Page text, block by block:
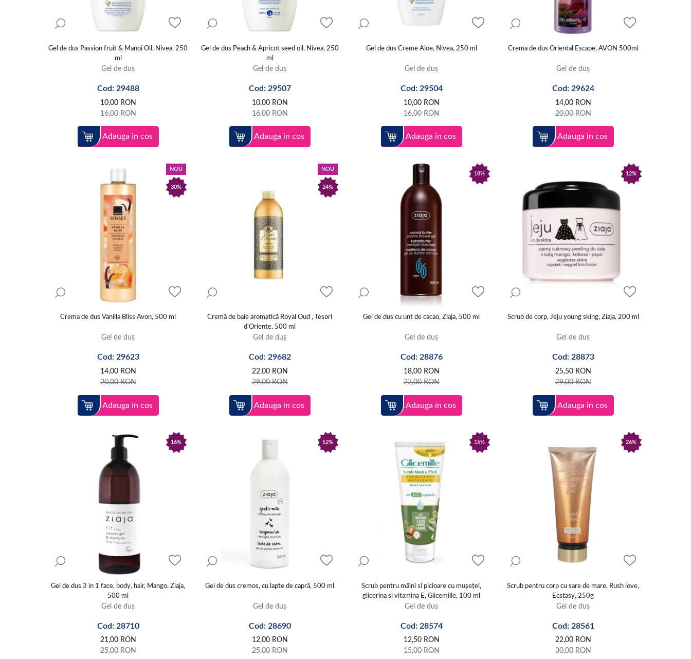
Gel de dus Passion fruit & Manoi Oil, Nivea, 250
ml
Gel de duș
Cod: 29488
10,00 RON
16,00RON
Adauga in cos
Gel de dus Peach & Apricot seed oil, Nivea, 250
ml
Gel de duș
Cod: 29507
10,00 RON
16,00RON
Adauga in cos
Gel de dus Creme Aloe, Nivea, 250 ml
Gel de duș
Cod: 29504
10,00 RON
16,00RON
Adauga in cos
Crema de dus Oriental Escape, AVON 500ml
Gel de duș
Cod: 29624
14,00 RON
20,00RON
Adauga in cos
NOU
30%
Crema de dus Vanilla Bliss Avon, 500 ml
Gel de duș
Cod: 29623
14,00 RON
20,00RON
Adauga in cos
NOU
24%
Cremă de baie aromatică Royal Oud , Tesori
d'Oriente, 500 ml
Gel de duș
Cod: 29682
22,00 RON
29,00RON
Adauga in cos
18%
Gel de dus cu unt de cacao, Ziaja, 500 ml
Gel de duș
Cod: 28876
18,00 RON
22,00RON
Adauga in cos
12%
Scrub de corp, Jeju young sking, Ziaja, 200 ml
Gel de duș
Cod: 28873
25,50 RON
29,00RON
Adauga in cos
16%
Gel de dus 3 in 1 face, body, hair, Mango, Ziaja,
500 ml
Gel de duș
Cod: 28710
21,00 RON
25,00RON
52%
Gel de dus cremos, cu lapte de capră, 500 ml
Gel de duș
Cod: 28690
12,00 RON
25,00RON
16%
Scrub pentru mâini si picioare cu mușețel,
glicerina si vitamina E, Glicemille, 100 ml
Gel de duș
Cod: 28574
12,50 RON
15,00RON
26%
Scrub pentru corp cu sare de mare, Rush love,
Ecstasy, 250g
Gel de duș
Cod: 28561
22,00 RON
30,00RON